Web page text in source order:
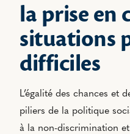
la prise en
situations
difficiles
L’égalité des chances et
piliers de la politique
à la non-discrimination